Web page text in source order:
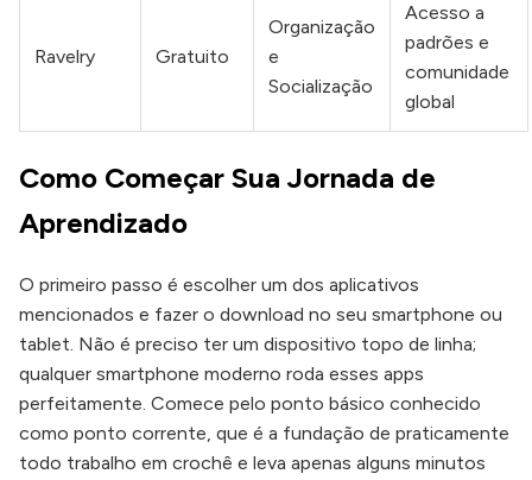
Ravelry Gratuito
Organização
e
Socialização
Acesso a
padrões e
comunidade
global
Como Começar Sua Jornada de
Aprendizado
O primeiro passo é escolher um dos aplicativos
mencionados e fazer o download no seu smartphone ou
tablet. Não é preciso ter um dispositivo topo de linha;
qualquer smartphone moderno roda esses apps
perfeitamente. Comece pelo ponto básico conhecido
como ponto corrente, que é a fundação de praticamente
todo trabalho em crochê e leva apenas alguns minutos